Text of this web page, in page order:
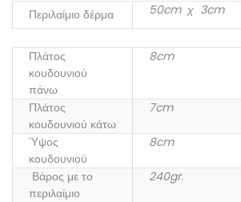
Περιλαίμιο δέρμα
50cm χ 3cm
Πλάτος
κουδουνιού
πάνω
8cm
Πλάτος
κουδουνιού κάτω
7cm
Ύψος
κουδουνιού
8cm
Βάρος με το
περιλαίμιο
240gr.